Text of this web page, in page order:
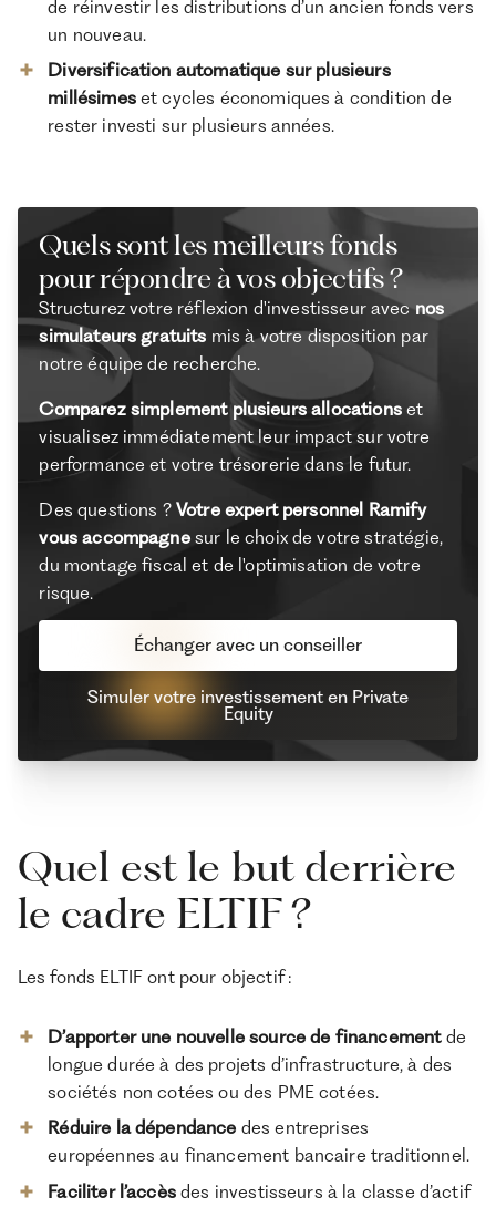
de réinvestir les distributions d’un ancien fonds vers
un nouveau.
Diversification automatique sur plusieurs
millésimes et cycles économiques à condition de
rester investi sur plusieurs années.
Quels sont les meilleurs fonds
pour répondre à vos objectifs ?
Structurez votre réflexion d'investisseur avecnos
simulateurs gratuits mis à votre disposition par
notre équipe de recherche.
Comparez simplement plusieurs allocationset
visualisez immédiatement leur impact sur votre
performance et votre trésorerie dans le futur.
Des questions ? Votre expert personnel Ramify
vous accompagnesur le choix de votre stratégie,
du montage fiscal et de l'optimisation de votre
risque.
Simuler votre investissement en Private
Equity
Échanger avec un conseiller
Quel est le but derrière
le cadre ELTIF ?
Les fonds ELTIF ont pour objectif :
D’apporter une nouvelle source de financementde
longue durée à des projets d’infrastructure, à des
sociétés non cotées ou des PME cotées.
Réduire la dépendance des entreprises
européennes au financement bancaire traditionnel.
Faciliter l’accèsdes investisseurs à la classe d’actif